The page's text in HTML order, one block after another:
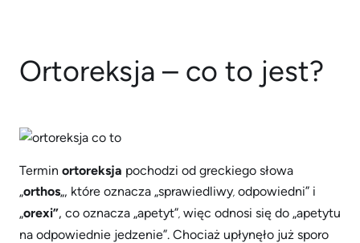
Ortoreksja – co to jest?
Termin ortoreksja pochodzi od greckiego słowa
„orthos„, które oznacza „sprawiedliwy, odpowiedni” i
„orexi”, co oznacza „apetyt”, więc odnosi się do „apetytu
na odpowiednie jedzenie”. Chociaż upłynęło już sporo